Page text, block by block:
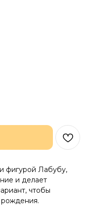
фигурой Лабубу,
и делает
чтобы
рождения.